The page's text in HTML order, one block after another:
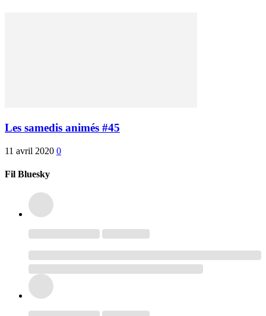
Les samedis animés #45
11 avril 2020 0
Fil Bluesky